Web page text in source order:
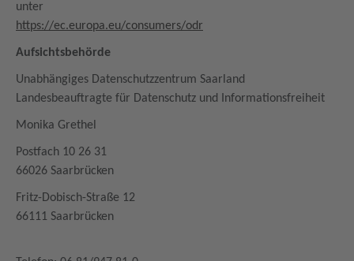
unter
https://ec.europa.eu/consumers/odr
Aufsichtsbehörde
Unabhängiges Datenschutzzentrum Saarland
Landesbeauftragte für Datenschutz und Informationsfreiheit
Monika Grethel
Postfach 10 26 31
66026 Saarbrücken
Fritz-Dobisch-Straße 12
66111 Saarbrücken